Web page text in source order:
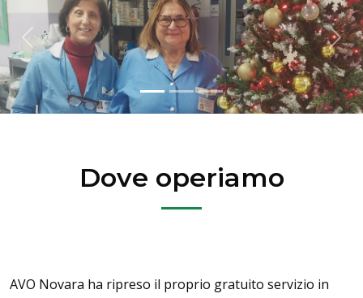
Previous Next
Dove operiamo
AVO Novara ha ripreso il proprio gratuito servizio in